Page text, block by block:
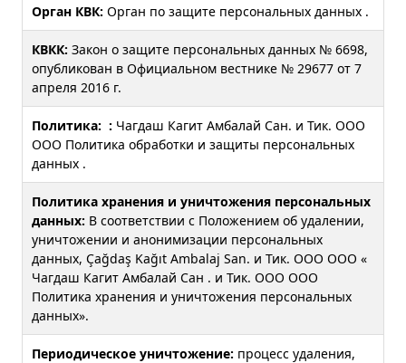
Орган КВК: Орган по защите персональных данных .
КВКК: Закон о защите персональных данных № 6698,
опубликован в Официальном вестнике № 29677 от 7
апреля 2016 г.
Политика: : Чагдаш Кагит Амбалай Сан. и Тик. ООО
ООО Политика обработки и защиты персональных
данных .
Политика хранения и уничтожения персональных
данных: В соответствии с Положением об удалении,
уничтожении и анонимизации персональных
данных, Çağdaş Kağıt Ambalaj San. и Тик. ООО ООО «
Чагдаш Кагит Амбалай Сан . и Тик. ООО ООО
Политика хранения и уничтожения персональных
данных».
Периодическое уничтожение: процесс удаления,